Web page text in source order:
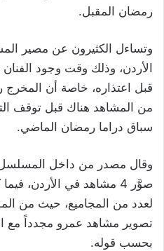
رمضان المقبل.
وتساءل الكثيرون عن مصير
الأردن، وذلك وقت وجود
قبل اعتذاره، خاصة أن المخرج
من المشاهد هناك قبل توقف
سباق دراما رمضان الماضي.
وقال مصدر من داخل المسلسل
صوَّر 4 مشاهد في الأردن،
لعدد من المجاميع، حيث من
تصوير مشاهد عمرو مجدداً مع
بحسب قوله.